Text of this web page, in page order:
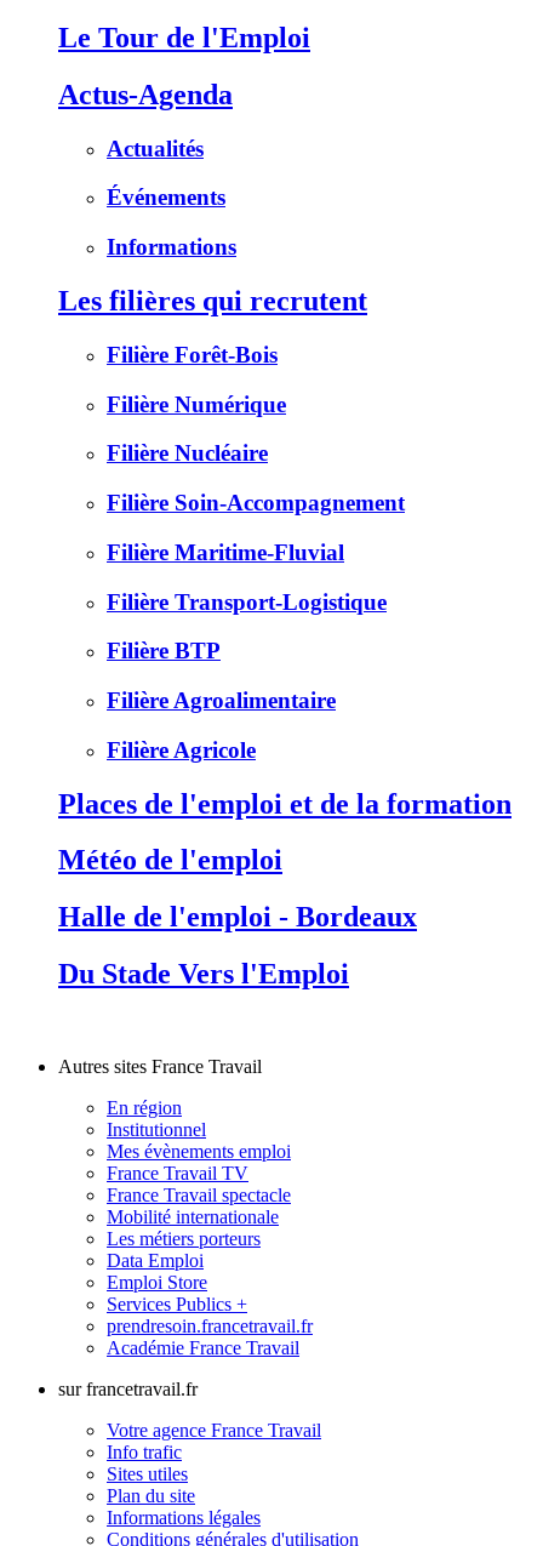
Le Tour de l'Emploi
Actus-Agenda
Actualités
Événements
Informations
Les filières qui recrutent
Filière Forêt-Bois
Filière Numérique
Filière Nucléaire
Filière Soin-Accompagnement
Filière Maritime-Fluvial
Filière Transport-Logistique
Filière BTP
Filière Agroalimentaire
Filière Agricole
Places de l'emploi et de la formation
Météo de l'emploi
Halle de l'emploi - Bordeaux
Du Stade Vers l'Emploi
Autres sites France Travail
En région
Institutionnel
Mes évènements emploi
France Travail TV
France Travail spectacle
Mobilité internationale
Les métiers porteurs
Data Emploi
Emploi Store
Services Publics +
prendresoin.francetravail.fr
Académie France Travail
sur francetravail.fr
Votre agence France Travail
Info trafic
Sites utiles
Plan du site
Informations légales
Conditions générales d'utilisation